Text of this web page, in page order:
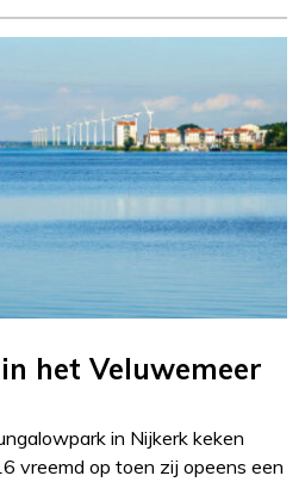
het Veluwemeer
in Nijkerk keken
vreemd op toen zij opeens een